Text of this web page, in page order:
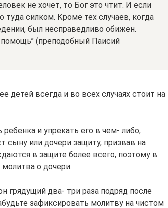
не хочет, то Бог это чтит. И если
туда силком. Кроме тех случаев, когда
был несправедливо обижен.
(преподобный Паисий
детей всегда и во всех случаях стоит на
и упрекать его в чем- либо,
сыну или дочери защиту, призвав на
в защите более всего, поэтому в
о дочери.
грядущий два- три раза подряд после
зафиксировать молитву на чистом